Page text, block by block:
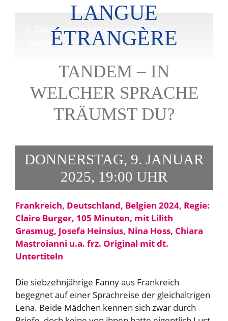
Diese Veranstaltung hat bereits
stattgefunden.
LANGUE
ÉTRANGÈRE
TANDEM – IN
WELCHER SPRACHE
TRÄUMST DU?
DONNERSTAG, 9. JANUAR
2025, 19:00 UHR
Frankreich, Deutschland, Belgien 2024, Regie:
Claire Burger, 105 Minuten, mit Lilith
Grasmug, Josefa Heinsius, Nina Hoss, Chiara
Mastroianni u.a. frz. Original mit dt.
Untertiteln
Die siebzehnjährige Fanny aus Frankreich
begegnet auf einer Sprachreise der gleichaltrigen
Lena. Beide Mädchen kennen sich zwar durch